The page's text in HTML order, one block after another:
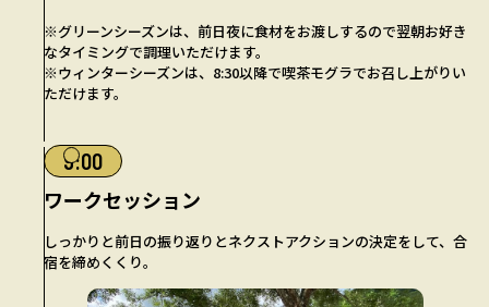
※グリーンシーズンは、前日夜に食材をお渡しするので翌朝お好き
なタイミングで調理いただけます。
※ウィンターシーズンは、8:30以降で喫茶モグラでお召し上がりい
ただけます。
9:00
ワークセッション
しっかりと前日の振り返りとネクストアクションの決定をして、合
宿を締めくくり。